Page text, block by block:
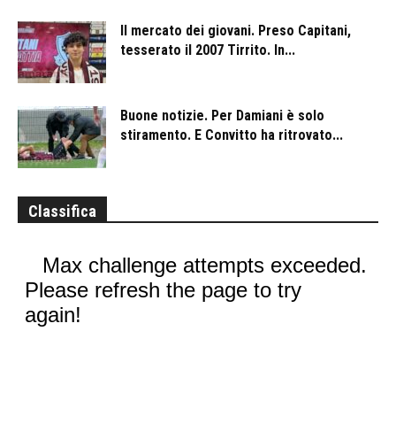
Il mercato dei giovani. Preso Capitani,
tesserato il 2007 Tirrito. In...
Buone notizie. Per Damiani è solo
stiramento. E Convitto ha ritrovato...
Classifica